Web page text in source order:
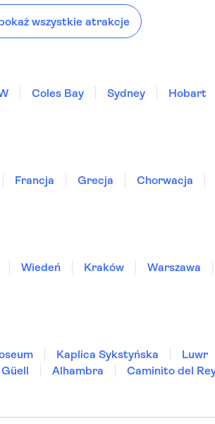
wszystkie atrakcje
Coles Bay Sydney Hobart
Francja Grecja Chorwacja
Wiedeń Kraków Warszawa
Kaplica Sykstyńska Luwr
Alhambra Caminito del